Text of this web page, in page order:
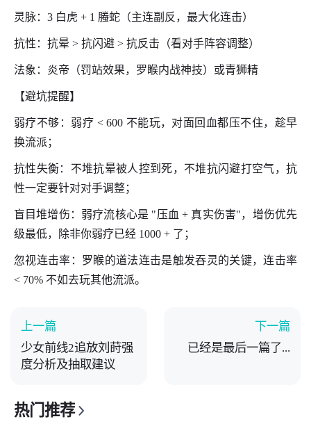
灵脉：3 白虎 + 1 螣蛇（主连副反，最大化连击）
抗性：抗晕 > 抗闪避 > 抗反击（看对手阵容调整）
法象：炎帝（罚站效果，罗睺内战神技）或青狮精
【避坑提醒】
弱疗不够：弱疗 < 600 不能玩，对面回血都压不住，趁早
换流派；
抗性失衡：不堆抗晕被人控到死，不堆抗闪避打空气，抗
性一定要针对对手调整；
盲目堆增伤：弱疗流核心是 "压血 + 真实伤害"，增伤优先
级最低，除非你弱疗已经 1000 + 了；
忽视连击率：罗睺的道法连击是触发吞灵的关键，连击率
< 70% 不如去玩其他流派。
上一篇
少女前线2追放刘莳强
度分析及抽取建议
下一篇
已经是最后一篇了...
热门推荐